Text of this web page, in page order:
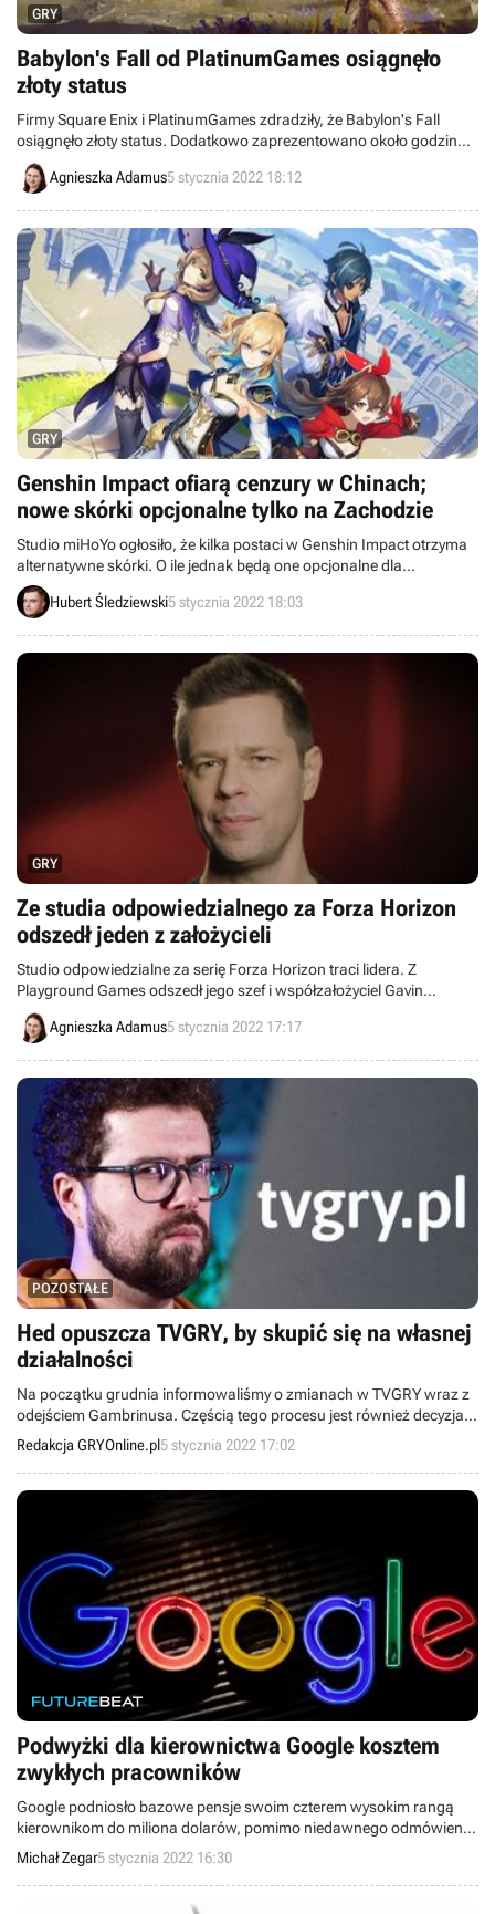
GRY
Babylon's Fall od PlatinumGames osiągnęło
złoty status
Firmy Square Enix i PlatinumGames zdradziły, że Babylon's Fall
osiągnęło złoty status. Dodatkowo zaprezentowano około godzinny
zapis rozgrywki.
Agnieszka Adamus5 stycznia 2022 18:12
GRY
Genshin Impact ofiarą cenzury w Chinach;
nowe skórki opcjonalne tylko na Zachodzie
Studio miHoYo ogłosiło, że kilka postaci w Genshin Impact otrzyma
alternatywne skórki. O ile jednak będą one opcjonalne dla
większości graczy, o tyle fani z Chin staną się na nie skazani.
Powód? Cenzura.
Hubert Śledziewski5 stycznia 2022 18:03
GRY
Ze studia odpowiedzialnego za Forza Horizon
odszedł jeden z założycieli
Studio odpowiedzialne za serię Forza Horizon traci lidera. Z
Playground Games odszedł jego szef i współzałożyciel Gavin
Raeburn.
Agnieszka Adamus5 stycznia 2022 17:17
POZOSTAŁE
Hed opuszcza TVGRY, by skupić się na własnej
działalności
Na początku grudnia informowaliśmy o zmianach w TVGRY wraz z
odejściem Gambrinusa. Częścią tego procesu jest również decyzja
Heda o skupieniu się na własnym kanale.
Redakcja GRYOnline.pl5 stycznia 2022 17:02
Podwyżki dla kierownictwa Google kosztem
zwykłych pracowników
Google podniosło bazowe pensje swoim czterem wysokim rangą
kierownikom do miliona dolarów, pomimo niedawnego odmówienia
podwyżek zwykłym pracownikom. Kontrowersyjne działania firmy
nasila narastająca inflacja.
Michał Zegar5 stycznia 2022 16:30